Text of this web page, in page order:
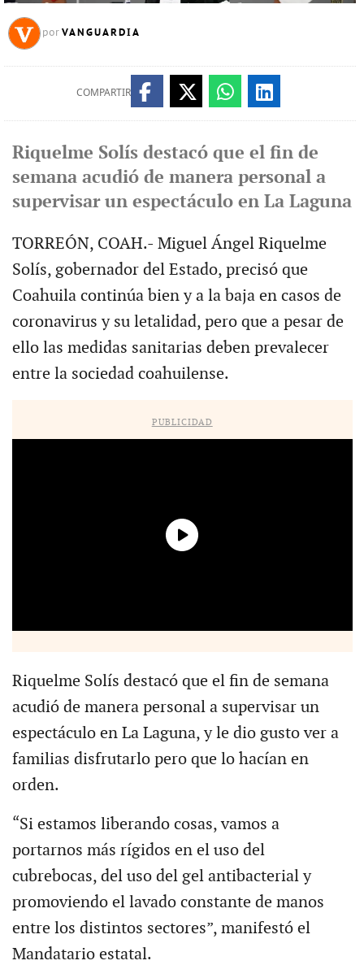
por VANGUARDIA
COMPARTIR
Riquelme Solís destacó que el fin de
semana acudió de manera personal a
supervisar un espectáculo en La Laguna
TORREÓN, COAH.- Miguel Ángel Riquelme
Solís, gobernador del Estado, precisó que
Coahuila continúa bien y a la baja en casos de
coronavirus y su letalidad, pero que a pesar de
ello las medidas sanitarias deben prevalecer
entre la sociedad coahuilense.
PUBLICIDAD
Riquelme Solís destacó que el fin de semana
acudió de manera personal a supervisar un
espectáculo en La Laguna, y le dio gusto ver a
familias disfrutarlo pero que lo hacían en
orden.
“Si estamos liberando cosas, vamos a
portarnos más rígidos en el uso del
cubrebocas, del uso del gel antibacterial y
promoviendo el lavado constante de manos
entre los distintos sectores”, manifestó el
Mandatario estatal.